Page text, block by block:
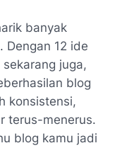
banyak
Dengan 12 ide
juga,
blog
konsistensi,
terus-menerus.
blog kamu jadi